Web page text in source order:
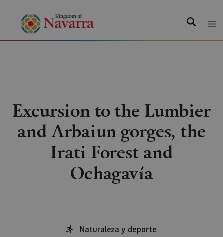
Search
Excursion to the Lumbier
and Arbaiun gorges, the
Irati Forest and
Ochagavía
Naturaleza y deporte